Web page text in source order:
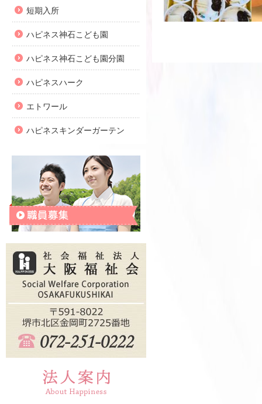
短期入所
ハピネス神石こども園
ハピネス神石こども園分園
ハピネスハーク
エトワール
ハピネスキンダーガーテン